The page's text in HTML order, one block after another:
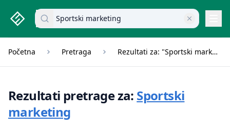
studenti.rs home page
Pretraži dokumente
Početna Pretraga Rezultati za: "Sportski marketing"
Rezultati pretrage za: Sportski
marketing